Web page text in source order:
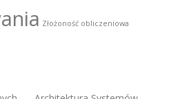
Złożoność obliczeniowa